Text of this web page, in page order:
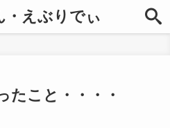
・えぶりでぃ
たこと・・・・